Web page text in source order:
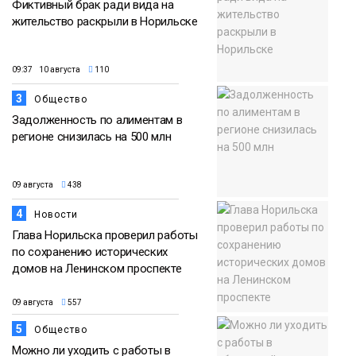
Фиктивный брак ради вида на
жительство раскрыли в Норильске
09:37 10 августа 110
3 Общество
Задолженность по алиментам в
регионе снизилась на 500 млн
09 августа 438
4 Новости
Глава Норильска проверил работы
по сохранению исторических
домов на Ленинском проспекте
09 августа 557
5 Общество
Можно ли уходить с работы в